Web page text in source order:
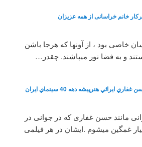
خانم خراسانی از همه عزیزان
خاصی بود ، از آونها که هرجا باشن
و به فضا نور میپاشند. چقدر…
غفاري ايرائي هنرپيشه دهه 40 سينماي ايران
مانند حسن غفاری که در جوانی در
غمگین میشوم .ایشان در هر فیلمی